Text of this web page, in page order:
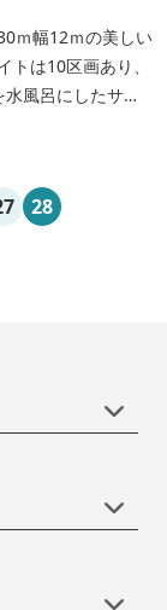
ｍ幅12ｍの美しい
は10区画あり、
風呂にしたサウ
28